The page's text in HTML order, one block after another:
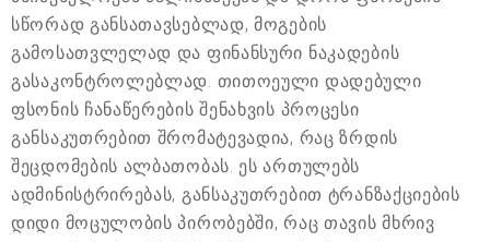
სწორად განსათავსებლად, მოგების
გამოსათვლელად და ფინანსური ნაკადების
გასაკონტროლებლად. თითოეული დადებული
ფსონის ჩანაწერების შენახვის პროცესი
განსაკუთრებით შრომატევადია, რაც ზრდის
შეცდომების ალბათობას. ეს ართულებს
ადმინისტრირებას, განსაკუთრებით ტრანზაქციების
დიდი მოცულობის პირობებში, რაც თავის მხრივ